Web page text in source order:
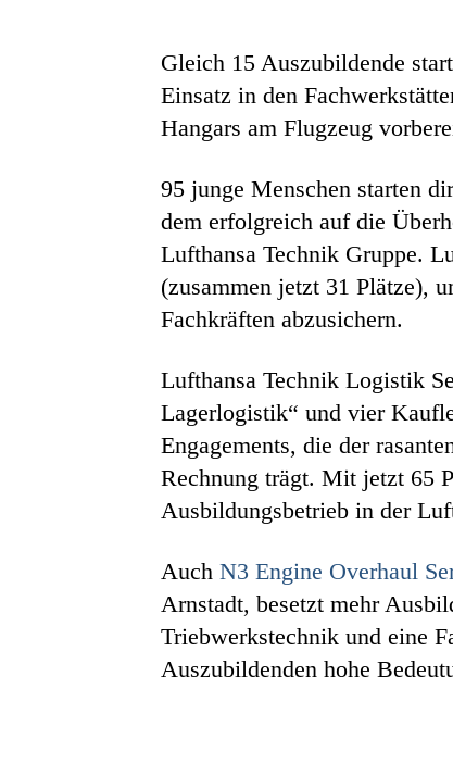
Gleich 15 Auszubildende
Einsatz in den
Hangars am Flugzeug
95 junge Menschen starten
dem erfolgreich auf die
Lufthansa Technik Gruppe.
(zusammen jetzt 31 Plätze),
Fachkräften abzusichern.
Lufthansa Technik Logistik
Lagerlogistik“ und vier
Engagements, die der
Rechnung trägt. Mit jetzt 65
Ausbildungsbetrieb in der
Auch N3 Engine Overhaul
Arnstadt, besetzt mehr
Triebwerkstechnik und eine
Auszubildenden hohe